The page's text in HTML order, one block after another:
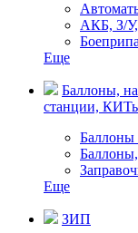
АКБ, З/У,
Еще
Баллоны,
станции,
Баллоны
Еще
ЗИП